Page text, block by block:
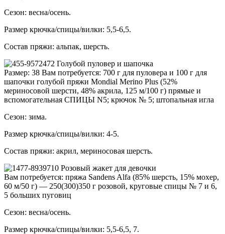
Сезон: весна/осень.
Размер крючка/спицы/вилки: 5,5-6,5.
Состав пряжи: альпак, шерсть.
Голубой пуловер и шапочка
Размер: 38 Вам потребуется: 700 г для пуловера и 100 г для
шапочки голубой пряжи Mondial Merino Plus (52%
мериносовой шерсти, 48% акрила, 125 м/100 г) прямые и
вспомогательная СПИЦЫ N5; крючок № 5; штопальная игла
Сезон: зима.
Размер крючка/спицы/вилки: 4-5.
Состав пряжи: акрил, мериносовая шерсть.
Розовый жакет для девочки
Вам потребуется: пряжа Sandens Alfa (85% шерсть, 15% мохер,
60 м/50 г) — 250(300)350 г розовой, круговые спицы № 7 и 6,
5 больших пуговиц
Сезон: весна/осень.
Размер крючка/спицы/вилки: 5,5-6,5, 7.